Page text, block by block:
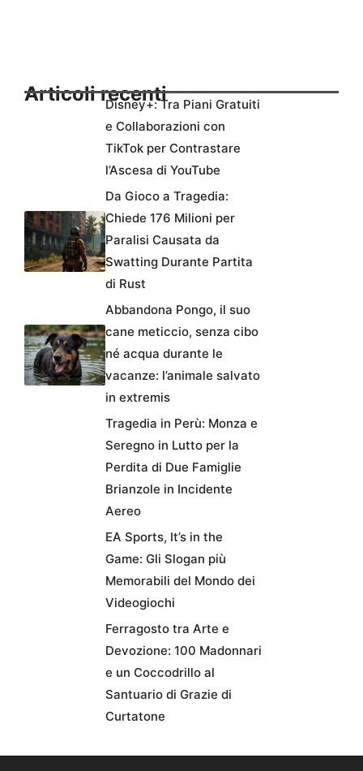
Articoli recentiDisney+: Tra Piani Gratuiti
e Collaborazioni con
TikTok per Contrastare
l’Ascesa di YouTube
Da Gioco a Tragedia:
Chiede 176 Milioni per
Paralisi Causata da
Swatting Durante Partita
di Rust
Abbandona Pongo, il suo
cane meticcio, senza cibo
né acqua durante le
vacanze: l’animale salvato
in extremis
Tragedia in Perù: Monza e
Seregno in Lutto per la
Perdita di Due Famiglie
Brianzole in Incidente
Aereo
EA Sports, It’s in the
Game: Gli Slogan più
Memorabili del Mondo dei
Videogiochi
Ferragosto tra Arte e
Devozione: 100 Madonnari
e un Coccodrillo al
Santuario di Grazie di
Curtatone